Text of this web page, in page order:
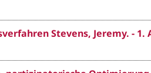
Stevens, Jeremy. - 1.